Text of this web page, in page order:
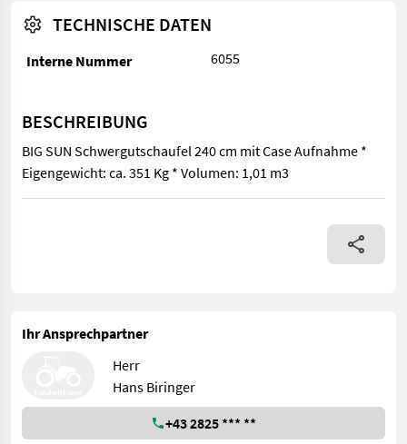
TECHNISCHE DATEN
Interne Nummer 6055
BESCHREIBUNG
BIG SUN Schwergutschaufel 240 cm mit Case Aufnahme *
Eigengewicht: ca. 351 Kg * Volumen: 1,01 m3
BIG SUN Schwergutschaufel 240 cm mit Case Aufnahme *
Ihr Ansprechpartner
Herr
Hans Biringer
+43 2825 *** **